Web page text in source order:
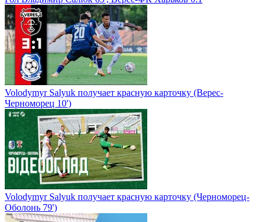
Volodymyr Salyuk получает красную карточку (Верес-
Черноморец 10')
Volodymyr Salyuk получает красную карточку (Черноморец-
Оболонь 79')